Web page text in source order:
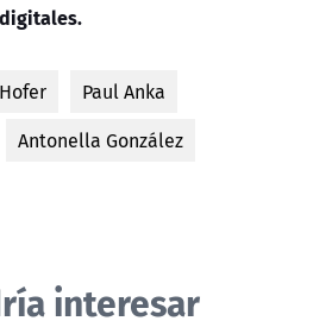
Paul Anka
Antonella González
interesar